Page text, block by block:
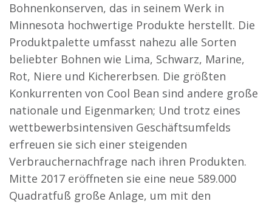
Bohnenkonserven, das in seinem Werk in
Minnesota hochwertige Produkte herstellt. Die
Produktpalette umfasst nahezu alle Sorten
beliebter Bohnen wie Lima, Schwarz, Marine,
Rot, Niere und Kichererbsen. Die größten
Konkurrenten von Cool Bean sind andere große
nationale und Eigenmarken; Und trotz eines
wettbewerbsintensiven Geschäftsumfelds
erfreuen sie sich einer steigenden
Verbrauchernachfrage nach ihren Produkten.
Mitte 2017 eröffneten sie eine neue 589.000
Quadratfuß große Anlage, um mit den